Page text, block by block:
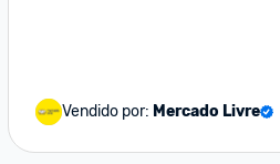
Vendido por: Mercado Livre